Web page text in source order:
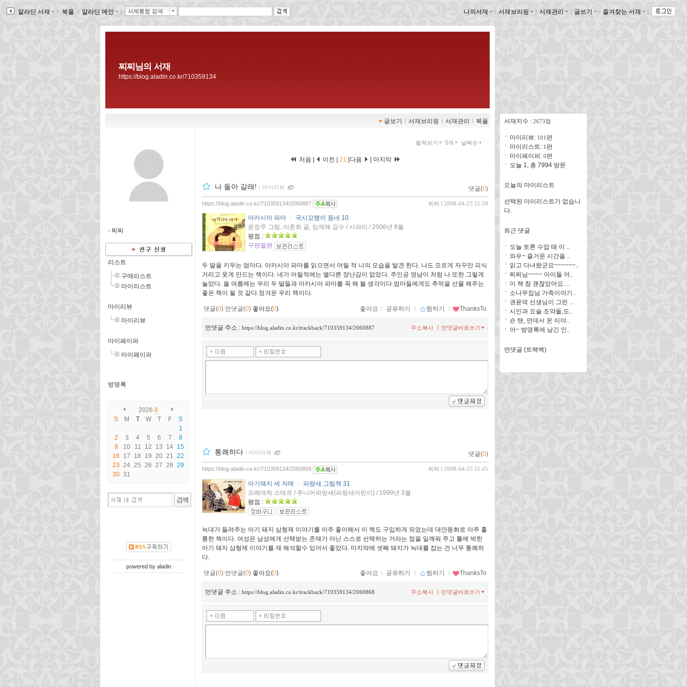
알라딘 서재 ｌ북플ｌ알라딘 메인 ｌ 서재통합 검색 나의서재 ｌ서재브리핑 ｌ서재관리 ｌ글쓰기 ｌ즐겨찾는 서재 ｌ
찌찌님의 서재
https://blog.aladin.co.kr/710359134
글보기 ｌ 서재브리핑 ｌ 서재관리 ｌ 북플
- 찌찌
리스트
구매리스트
마이리스트
마이리뷰
마이리뷰
마이페이퍼
마이페이퍼
방명록
2026 8
S
M T W T F
S
1
2
3 4 5 6 7
8
9
10 11 12 13 14 15
16
17 18 19 20 21 22
23 24 25 26 27 28 29
30 31
powered by aladin
펼쳐보기 5개 날짜순
처음 이전 21 |다음 | 마지막
나 돌아 갈래! ｌ 마이리뷰 댓글(0)
찌찌 l 2008-04-23 21:58
https://blog.aladin.co.kr/710359134/2060887
아카시아 파마
국시꼬랭이 동네 10
윤정주 그림, 이춘희 글, 임재해 감수 / 사파리 / 2006년 8월
평점 :
구판절판
두 딸을 키우는 엄마다. 아카시아 파마를 읽으면서 어릴 적 나의 모습을 발견 한다. 나도 모르게 자꾸만 피식
거리고 웃게 만드는 책이다. 네가 어릴적에는 별다른 장난감이 없었다. 주인공 영남이 처럼 나 또한 그렇게
놀았다. 올 여름에는 우리 두 딸들과 아카시아 파마를 꼭 해 볼 생각이다.엄마들에게도 추억을 선물 해주는
좋은 책이 될 것 같다.정겨운 우리 책이다.
댓글(0) 먼댓글(0) 좋아요(0) 좋아요 ｌ 공유하기 ｌ 찜하기 ｌ ThanksTo
먼댓글 주소 : https://blog.aladin.co.kr/trackback/710359134/2060887 먼댓글바로쓰기
주소복사
통쾌하다 ｌ 마이리뷰 댓글(0)
찌찌 l 2008-04-23 21:45
https://blog.aladin.co.kr/710359134/2060868
아기돼지 세 자매
파랑새 그림책 31
프레데릭 스테르 / 주니어파랑새(파랑새어린이) / 1999년 3월
평점 :
늑대가 들려주는 아기 돼지 삼형제 이야기를 아주 좋아해서 이 책도 구입하게 되었는데 대안동화로 아주 훌
륭한 책이다. 여성은 남성에게 선택받는 존재가 아닌 스스로 선택하는 거라는 점을 일깨워 주고 틀에 박힌
아기 돼지 삼형제 이야기를 재 해석할수 있어서 좋았다. 마지막에 셋째 돼지가 늑대를 잡는 건 너무 통쾌하
다.
댓글(0) 먼댓글(0) 좋아요(0) 좋아요 ｌ 공유하기 ｌ 찜하기 ｌ ThanksTo
먼댓글 주소 : https://blog.aladin.co.kr/trackback/710359134/2060868 먼댓글바로쓰기
주소복사
서재지수 : 2673점
마이리뷰: 101편
마이리스트: 1편
마이페이퍼: 0편
오늘 1, 총 7994 방문
오늘의 마이리스트
선택된 마이리스트가 없습니
다.
최근 댓글
오늘 토론 수업 때 이 ..
와우~ 즐거운 시간을 ..
읽고 다녀왔군요~~~~~~..
찌찌님~~~~ 아이들 어..
이 책 참 괜찮았어요. ..
소나무집님 가족이야기..
권윤덕 선생님이 그린 ..
시인과 요술 조약돌,도..
숀 탠, 먼데서 온 이야..
아~ 방명록에 남긴 인..
먼댓글 (트랙백)